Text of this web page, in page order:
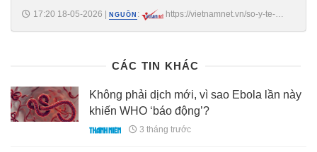
17:20 18-05-2026 NGUỒN :
https://vietnamnet.vn/so-y-te-
CÁC TIN KHÁC
Không phải dịch mới, vì sao Ebola lần này
khiến WHO ‘báo động’?
3 tháng trước